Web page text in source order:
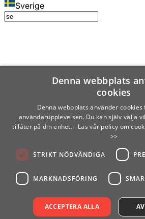
Sverige
Denna webbplats
cookies
Denna webbplats använder
användarupplevelsen. Du kan själv välja
tillåter på din enhet. - Läs vår policy om
>>
STRIKT NÖDVÄNDIGA
MARKNADSFÖRING
ACCEPTERA ALLA